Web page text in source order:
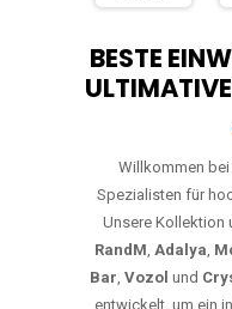
BESTE
Willkommen bei
Spezialisten für
Unsere Kollektion
RandM, Adalya,
Bar, Vozol und
entwickelt, um ein